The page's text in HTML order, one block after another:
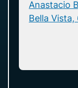
Anastacio
Bella